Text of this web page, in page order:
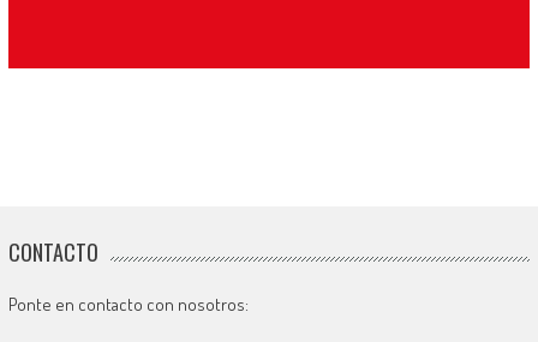
CONTACTO
Ponte en contacto con nosotros: